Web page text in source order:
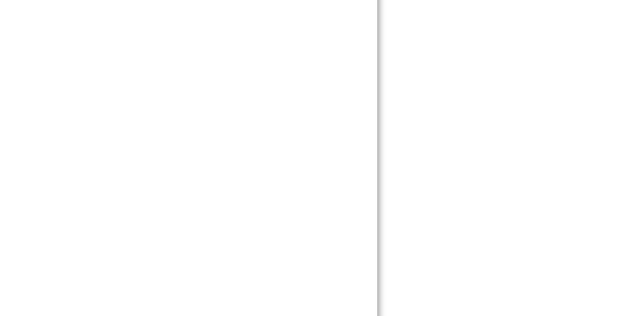
że
czyli samobójcze powieszenie się”.
ogromną dyskusję o presji, samotności oraz
społecznościowych. Wiele osób zaczęło zadawać
osób publicznych.
wieści. Pilnie odwołała koncert – co się stało?
nie mogli już milczeć
jej życia. Konto szybko zgromadziło niemal 30 tysięcy
wspomnieniami, zdjęciami i słowami wsparcia. Z
zaczęły budzić sprzeciw rodziny. Bliscy uznali,
upamiętnienia przestała być zgodna z ich wolą.
mama